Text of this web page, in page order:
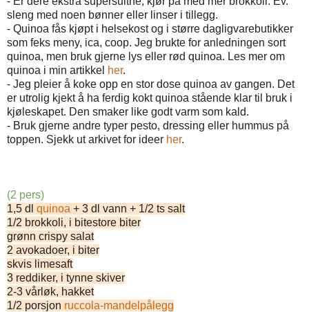
sleng med noen bønner eller linser i tillegg.
- Quinoa fås kjøpt i helsekost og i større dagligvarebutikker
som feks meny, ica, coop. Jeg brukte for anledningen sort
quinoa, men bruk gjerne lys eller rød quinoa. Les mer om
quinoa i min artikkel her.
- Jeg pleier å koke opp en stor dose quinoa av gangen. Det
er utrolig kjekt å ha ferdig kokt quinoa stående klar til bruk i
kjøleskapet. Den smaker like godt varm som kald.
- Bruk gjerne andre typer pesto, dressing eller hummus på
toppen. Sjekk ut arkivet for ideer her.
(2 pers)
1,5 dl quinoa + 3 dl vann + 1/2 ts salt
1/2 brokkoli, i bitestore biter
grønn crispy salat
2 avokadoer, i biter
skvis limesaft
3 reddiker, i tynne skiver
2-3 vårløk, hakket
1/2 porsjon ruccola-mandelpålegg